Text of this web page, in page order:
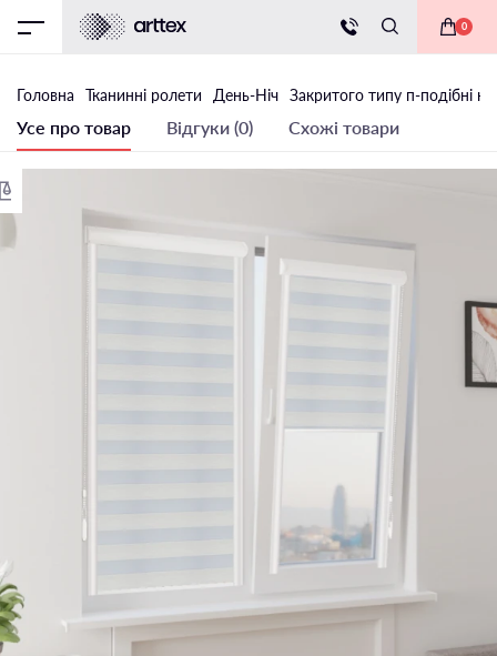
0
Головна Тканинні ролети День-Ніч Закритого типу п-подібні
Усе про товар Відгуки (0) Схожі товари